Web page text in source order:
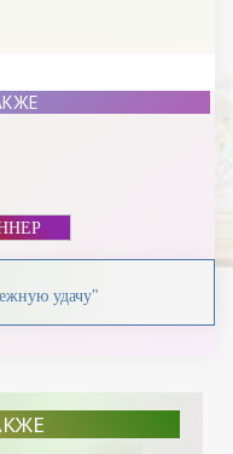
удачу"